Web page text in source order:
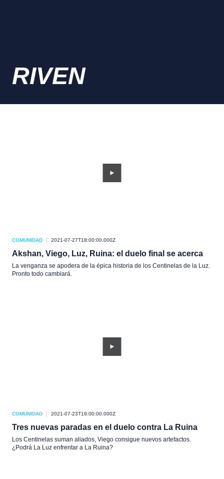
RIVEN
COMUNIDAD 2021-07-27T18:00:00.000Z
Akshan, Viego, Luz, Ruina: el duelo final se acerca
La venganza se apodera de la épica historia de los Centinelas de la Luz.
Pronto todo cambiará.
COMUNIDAD 2021-07-23T19:00:00.000Z
Tres nuevas paradas en el duelo contra La Ruina
Los Centinelas suman aliados, Viego consigue nuevos artefactos.
¿Podrá La Luz enfrentar a La Ruina?